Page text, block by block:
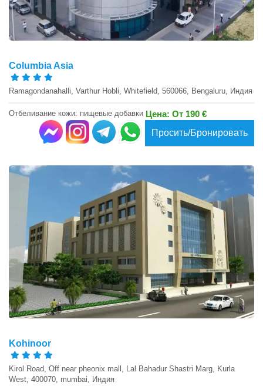
Columbia Asia
Ramagondanahalli, Varthur Hobli, Whitefield, 560066, Bengaluru, Индия
Отбеливание кожи: пищевые добавки Цена: От 190 €
Просить/Бронировать
Kohinoor
Kirol Road, Off near pheonix mall, Lal Bahadur Shastri Marg, Kurla
West, 400070, mumbai, Индия